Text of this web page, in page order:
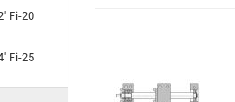
Fi-20
Fi-25